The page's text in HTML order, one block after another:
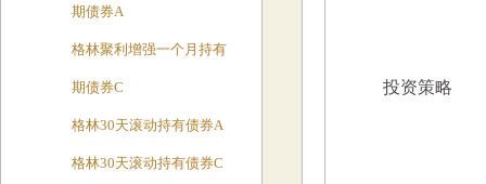
期债券A
格林聚利增强一个月持有
期债券C
格林30天滚动持有债券A
格林30天滚动持有债券C
投资策略